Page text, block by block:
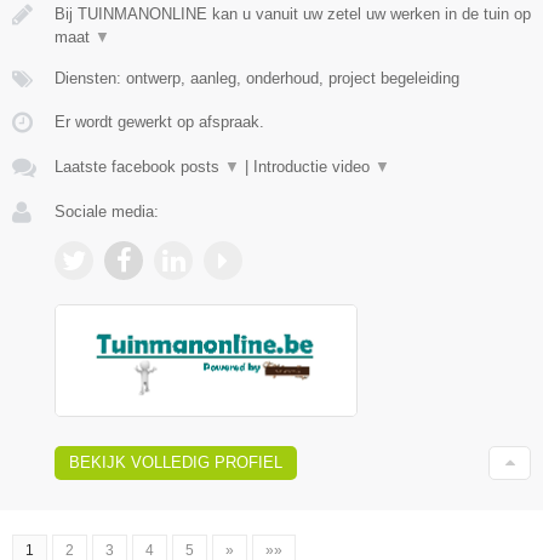
Bij TUINMANONLINE kan u vanuit uw zetel uw werken in de tuin op
maat ▼
Diensten: ontwerp, aanleg, onderhoud, project begeleiding
Er wordt gewerkt op afspraak.
Laatste facebook posts ▼ Introductie video ▼
Sociale media:
BEKIJK VOLLEDIG PROFIEL
1 2 3 4 5 » »»